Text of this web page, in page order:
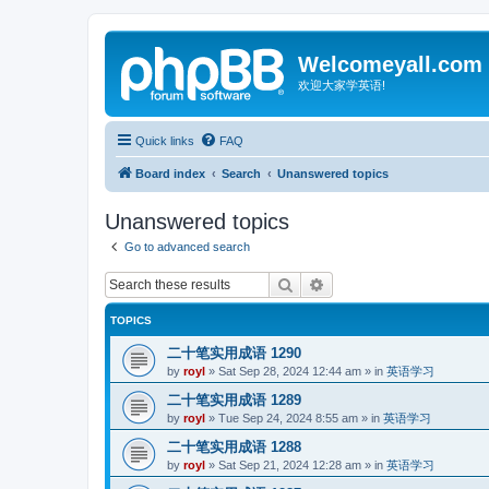
Welcomeyall.com
欢迎大家学英语!
Quick links FAQ
Board index Search Unanswered topics
Unanswered topics
Go to advanced search
Search
TOPICS
二十笔实用成语 1290
by royl » Sat Sep 28, 2024 12:44 am » in 英语学习
二十笔实用成语 1289
by royl » Tue Sep 24, 2024 8:55 am » in 英语学习
二十笔实用成语 1288
by royl » Sat Sep 21, 2024 12:28 am » in 英语学习